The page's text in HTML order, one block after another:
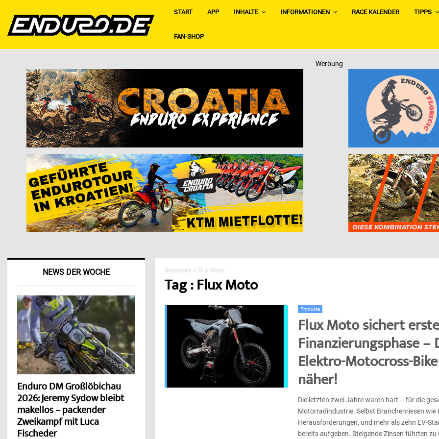
START APP INHALTE INFORMATIONEN RACE KALENDER TIPPS
FAN-SHOP
Werbung
Startseite » Flux Moto
Tag : Flux Moto
Produkte
Flux Moto sichert
Finanzierungsphase –
Elektro-Motocross-
näher!
Die letzten zwei Jahre waren hart – für die
Motorradindustrie. Selbst Branchenriesen wie
Herausforderungen, und mehr als zehn EV-
bereits aufgeben. Steigende Zinsen führten
NEWS DER WOCHE
Enduro DM Großlöbichau
2026: Jeremy Sydow bleibt
makellos – packender
Zweikampf mit Luca
Fischeder